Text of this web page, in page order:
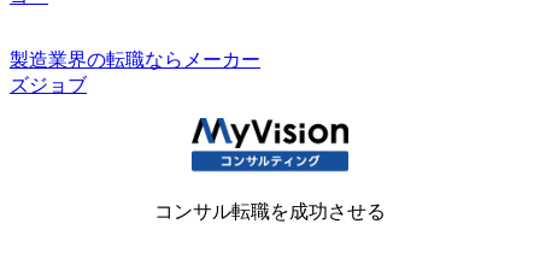
製造業界の転職ならメーカー
ズジョブ
コンサル転職を成功させる